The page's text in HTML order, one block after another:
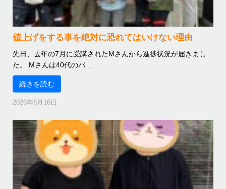
値上げをする事を絶対に恐れてはいけない理由
先日、去年の7月に受講されたMさんから進捗状況が届きまし
た。 Mさんは40代のパ ...
続きを読む
2026年6月16日